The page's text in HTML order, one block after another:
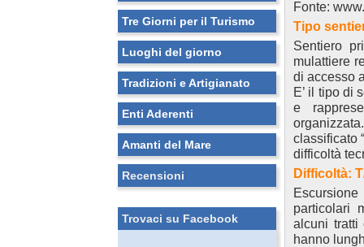
Tre Giorni per il Turismo
Luoghi del giorno
Tradizioni e Artigianato
Enti Aderenti
Amanti del Mare
Recensioni
Trovaci su Facebook
Fonte:
Tipo
Sentiero
mulattiere
di accesso
E’ il tipo di
e
classificato
difficoltà
Difficoltà:
particolari
alcuni tratti
hanno